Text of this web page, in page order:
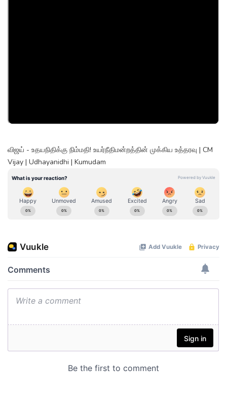
விஜய் - உதயநிதிக்கு நிம்மதி! உயர்நீதிமன்றத்தின் முக்கிய உத்தரவு | CM
Vijay | Udhayanidhi | Kumudam